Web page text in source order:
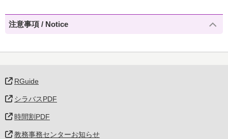
注意事項 / Notice
RGuide
シラバスPDF
時間割PDF
教務事務センターお知らせ